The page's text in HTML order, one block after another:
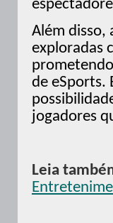
Além disso,
exploradas
de eSports.
jogadores
Leia